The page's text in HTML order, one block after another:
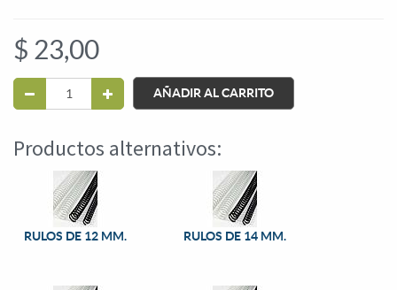
$ 23,00
AÑADIR AL CARRITO
Productos alternativos:
RULOS DE 12 MM. RULOS DE 14 MM.